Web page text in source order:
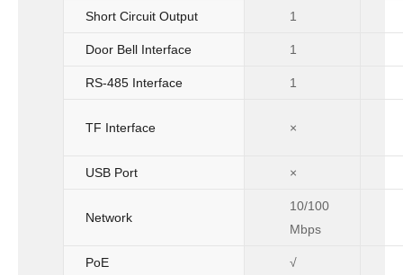
Short Circuit Output 1
Door Bell Interface 1
RS-485 Interface 1
TF Interface ×
USB Port ×
Network
10/100
Mbps
PoE √